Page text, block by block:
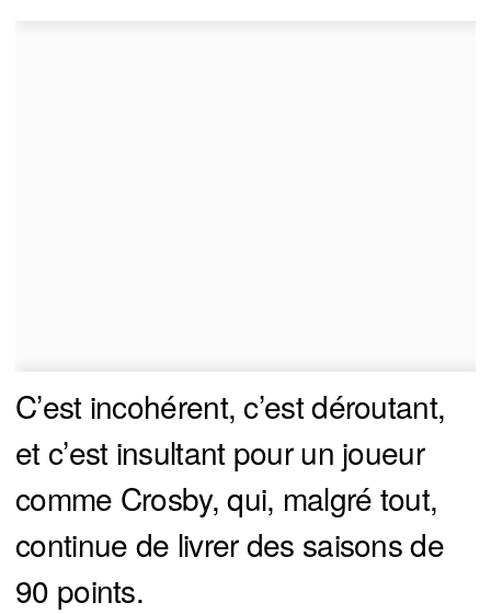
C’est incohérent, c’est déroutant,
et c’est insultant pour un joueur
comme Crosby, qui, malgré tout,
continue de livrer des saisons de
90 points.